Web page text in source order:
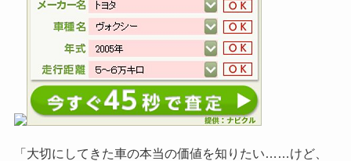
「大切にしてきた車の本当の価値を知りたい……けど、